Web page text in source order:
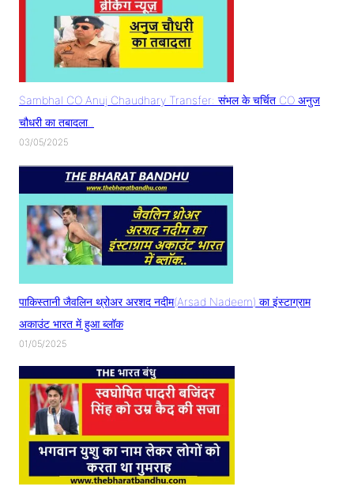
Sambhal CO Anuj Chaudhary Transfer: संभल के चर्चित CO अनुज
चौधरी का तबादला..
03/05/2025
पाकिस्तानी जैवलिन थ्रोअर अरशद नदीम(Arsad Nadeem) का इंस्टाग्राम
अकाउंट भारत में हुआ ब्लॉक
01/05/2025